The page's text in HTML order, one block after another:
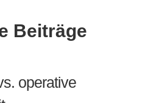
Beiträge
operative